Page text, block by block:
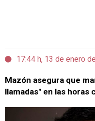
17:44 h, 13 de enero
Mazón asegura que
llamadas" en las horas